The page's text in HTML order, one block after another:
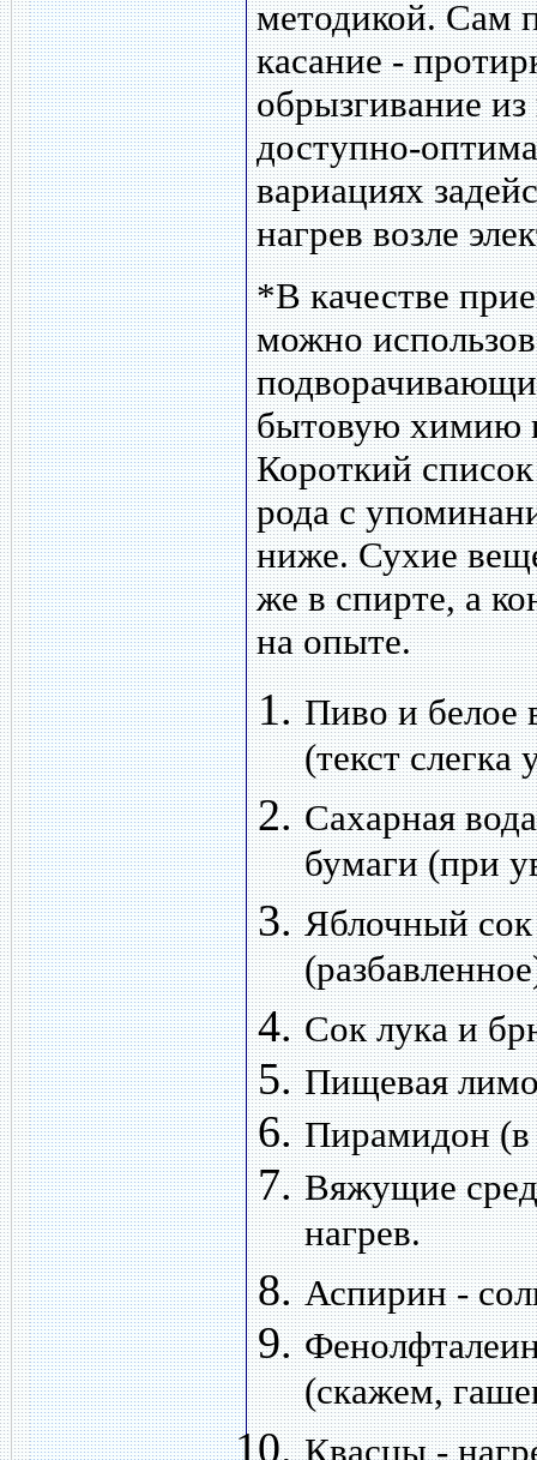
методикой. Сам
касание -
обрызгивание
доступно-
вариациях
нагрев возле
*В качестве
можно
бытовую химию
Короткий
рода с
ниже. Сухие
же в спирте, а
на опыте.
Пиво и белое
(текст
Сахарная
бумаги (при
Яблочный
Сок лука и
Пищевая
Пирамидон (в
Вяжущие
нагрев.
Аспирин -
(скажем,
Квасцы -